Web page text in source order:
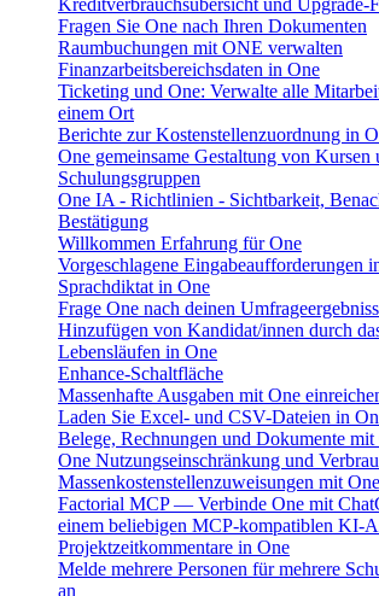
Fragen Sie One nach Ihren Dokumenten
Raumbuchungen mit ONE verwalten
Finanzarbeitsbereichsdaten in One
Ticketing und One: Verwalte alle
einem Ort
Berichte zur Kostenstellenzuordnung in
One gemeinsame Gestaltung von Kursen
Schulungsgruppen
One IA - Richtlinien - Sichtbarkeit,
Bestätigung
Willkommen Erfahrung für One
Vorgeschlagene Eingabeaufforderungen
Sprachdiktat in One
Frage One nach deinen
Hinzufügen von Kandidat/innen durch
Lebensläufen in One
Enhance-Schaltfläche
Massenhafte Ausgaben mit One
Laden Sie Excel- und CSV-Dateien in
Belege, Rechnungen und Dokumente
One Nutzungseinschränkung und
Massenkostenstellenzuweisungen mit One
Factorial MCP — Verbinde One mit
einem beliebigen MCP-kompatiblen KI-
Projektzeitkommentare in One
Melde mehrere Personen für mehrere
an